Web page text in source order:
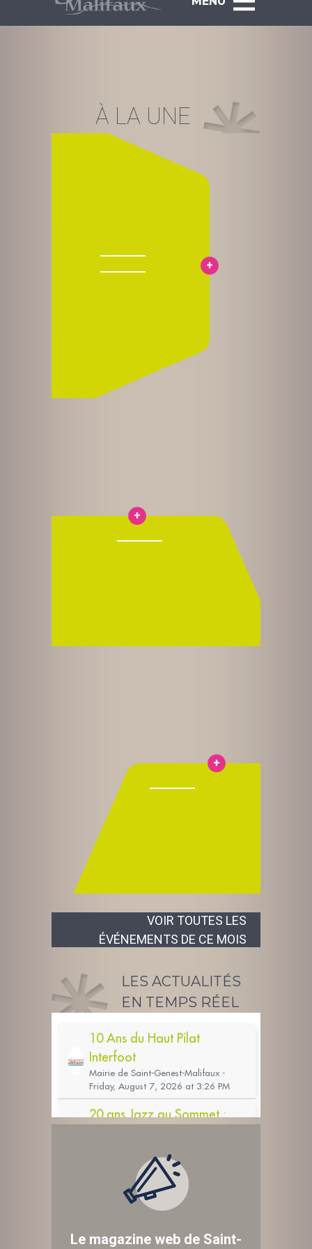
À LA UNE
VOIR TOUTES LES
ÉVÉNEMENTS DE CE MOIS
LES ACTUALITÉS
EN TEMPS RÉEL
Le magazine web de Saint-